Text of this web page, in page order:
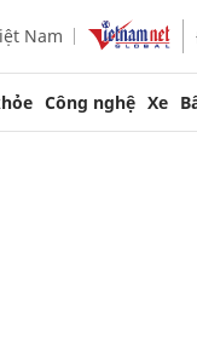
Nam
Công nghệ Xe